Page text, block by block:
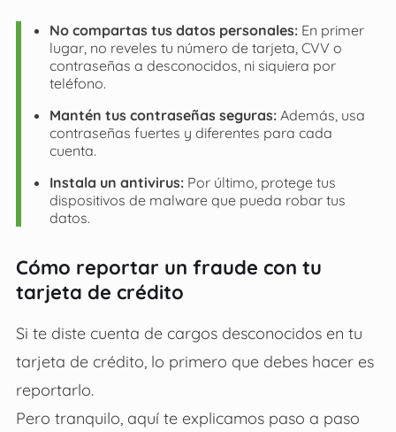
No compartas tus datos personales:En primer
lugar, no reveles tu número de tarjeta, CVV o
contraseñas a desconocidos, ni siquiera por
teléfono.
Mantén tus contraseñas seguras:Además, usa
contraseñas fuertes y diferentes para cada
cuenta.
Instala un antivirus: Por último, protege tus
dispositivos de malware que pueda robar tus
datos.
Cómo reportar un fraude con tu
tarjeta de crédito
Si te diste cuenta de cargos desconocidos en tu
tarjeta de crédito, lo primero que debes hacer es
reportarlo.
Pero tranquilo, aquí te explicamos paso a paso